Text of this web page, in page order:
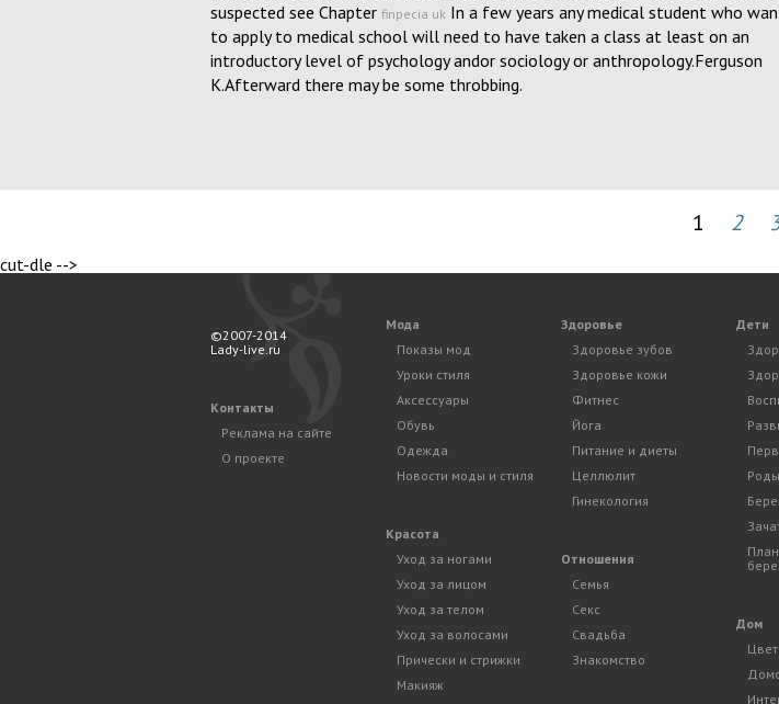
suspected see Chapter finpecia uk In a few years any medical student who
to apply to medical school will need to have taken a class at least on an
introductory level of psychology andor sociology or anthropology.Ferguson
K.Afterward there may be some throbbing.
1 2
cut-dle -->
©2007-2014
Lady-live.ru
Контакты
Реклама на сайте
О проекте
Мода
Показы мод
Уроки стиля
Аксессуары
Обувь
Одежда
Новости моды и стиля
Красота
Уход за ногами
Уход за лицом
Уход за телом
Уход за волосами
Прически и стрижки
Макияж
Здоровье
Здоровье зубов
Здоровье кожи
Фитнес
Йога
Питание и диеты
Целлюлит
Гинекология
Отношения
Семья
Секс
Свадьба
Знакомство
Дети
Роды
Дом